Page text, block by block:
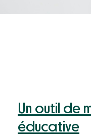
Un outil de
éducative